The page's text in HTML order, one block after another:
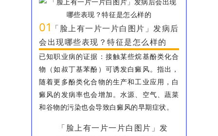
01 「脸上有一片一片白图片」发病后
会出现哪些表现？特征是怎么样的
已知职业病的证据：接触某些烷基酚类化合
物（如叔丁基苯酚）可诱发白癜风。指出，
随着更多酚类化合物的生产和工业应用，白
癜风的发病率也会增加。水源、空气、蔬菜
和谷物的污染也会导致白癜风的早期症状。
「脸上有一片一片白图片」发